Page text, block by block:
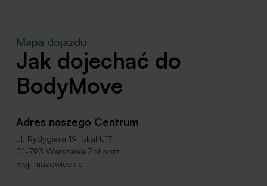
Mapa dojazdu
Jak dojechać do
BodyMove
Adres naszego Centrum
ul. Rydygiera 19 lokal U17
01-793 Warszawa Żoliborz
woj. mazowieckie